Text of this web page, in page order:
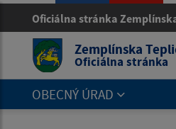
Oficiálna stránka
Zemplínska
Oficiálna stránka
OBECNÝ ÚRAD